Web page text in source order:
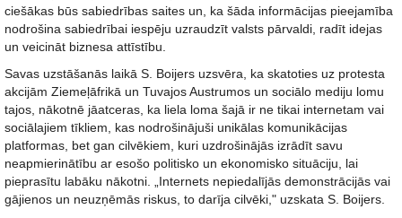
ciešākas būs sabiedrības saites un, ka šāda informācijas pieejamība
nodrošina sabiedrībai iespēju uzraudzīt valsts pārvaldi, radīt idejas
un veicināt biznesa attīstību.
Savas uzstāšanās laikā S. Boijers uzsvēra, ka skatoties uz protesta
akcijām Ziemeļāfrikā un Tuvajos Austrumos un sociālo mediju lomu
tajos, nākotnē jāatceras, ka liela loma šajā ir ne tikai internetam vai
sociālajiem tīkliem, kas nodrošinājuši unikālas komunikācijas
platformas, bet gan cilvēkiem, kuri uzdrošinājās izrādīt savu
neapmierinātību ar esošo politisko un ekonomisko situāciju, lai
pieprasītu labāku nākotni. „Internets nepiedalījās demonstrācijās vai
gājienos un neuzņēmās riskus, to darīja cilvēki," uzskata S. Boijers.